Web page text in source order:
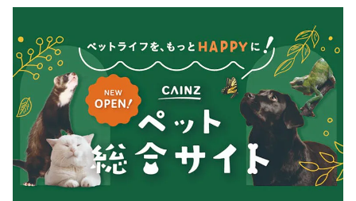
保証成分
タンパク質20.0%以上脂質5.5%以上粗繊維
(%以下)4.5%以下粗灰分(%以下)8.5%以下水
分(%以下)13.0%以下
代謝エネルギー
約335kcal/100gあたり